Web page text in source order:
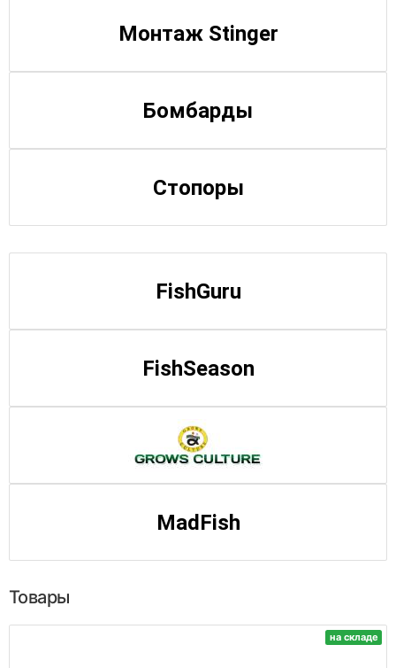
Монтаж Stinger
Бомбарды
Стопоры
FishGuru
FishSeason
MadFish
Товары
на складе